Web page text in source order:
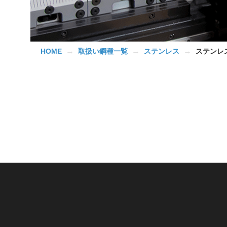
HOME → 取扱い鋼種一覧 → ステンレス → ステンレ